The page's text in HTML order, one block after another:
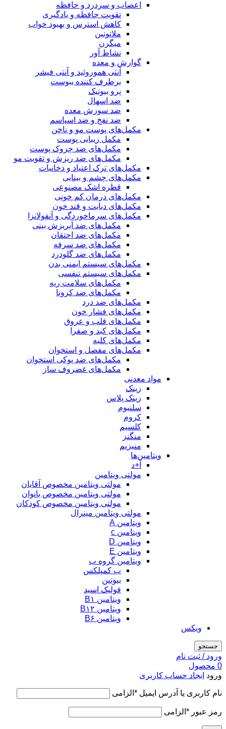
اعصاب و سردرد و حافظه
تقویت حافظه و یادگیری
کاهش استرس و بهبود خواب
ملاتونین
میگرن
نشاط آور
گوارش و معده
آنتی هموروئید و آنتی فیشر
برطرف کننده یبوست
پرو بیوتیک
ضد اسهال
ضد سوزش معده
ضد نفخ و ضد اسپاسم
مکمل‌های پوست مو و ناخن
مکمل زیبایی پوست
مکمل‌های ضد چروک پوست
مکمل‌های ضد ریزش و تقویت مو
مکمل‌های ترک اعتیاد و دخانیات
مکمل‌های چشم و بینایی
قطره اشک مصنوعی
مکمل‌های درمان کم خونی
مکمل‌های دیابت و قند خون
مکمل‌های سرماخوردگی و آنفولانزا
مکمل‌های ضد آبریزش بینی
مکمل‌های ضد احتقان
مکمل‌های ضد سرفه
مکمل‌های ضد گلودرد
مکمل‌های سیستم ایمنی بدن
مکمل‌های سیستم تنفسی
مکمل‌های سلامت ریه
مکمل‌های ضد کرونا
مکمل‌های ضد درد
مکمل‌های فشار خون
مکمل‌های قلب و عروق
مکمل‌های کبد و صفرا
مکمل‌های کلیه
مکمل‌های مفصل و استخوان
مکمل‌های ضد پوکی استخوان
مکمل‌های غضروف ساز
مواد معدنی
زینک
زینک پلاس
سلنیوم
کروم
کلسیم
منگنز
منیزیم
ویتامین‌ها
آ+د
مولتی ویتامین
مولتی ویتامین مخصوص آقایان
مولتی ویتامین مخصوص بانوان
مولتی ویتامین مخصوص کودکان
مولتی ویتامین مینرال
ویتامین A
ویتامین c
ویتامین D
ویتامین E
ویتامین گروه ب
ب کمپلکس
بیوتین
فولیک اسید
ویتامین B۱
ویتامین B۱۲
ویتامین B۶
ویکس
جستجو
ورود / ثبت نام
0 محصول
ورود ایجاد حساب کاربری
نام کاربری یا آدرس ایمیل * الزامی
رمز عبور * الزامی